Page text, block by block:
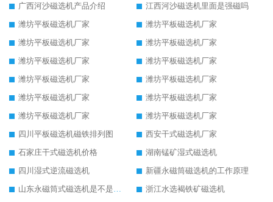
广西河沙磁选机产品介绍
江西河沙磁选机里面是强磁吗
潍坊平板磁选机厂家
潍坊平板磁选机厂家
潍坊平板磁选机厂家
潍坊平板磁选机厂家
潍坊平板磁选机厂家
潍坊平板磁选机厂家
潍坊平板磁选机厂家
潍坊平板磁选机厂家
潍坊平板磁选机厂家
潍坊平板磁选机厂家
潍坊平板磁选机厂家
潍坊平板磁选机厂家
四川平板磁选机磁铁排列图
西安干式磁选机厂家
石家庄干式磁选机价格
湖南锰矿湿式磁选机
四川湿式逆流磁选机
新疆永磁筒磁选机的工作原理
山东永磁筒式磁选机是不是强磁
浙江水选褐铁矿磁选机